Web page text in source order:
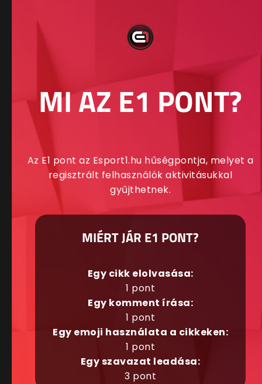
MI AZ E1 PONT?
Az E1 pont az Esport1.hu hűségpontja, melyet a
regisztrált felhasználók aktivitásukkal
gyűjthetnek.
MIÉRT JÁR E1 PONT?
Egy cikk elolvasása:
1 pont
Egy komment írása:
1 pont
Egy emoji használata a cikkeken:
1 pont
Egy szavazat leadása:
3 pont